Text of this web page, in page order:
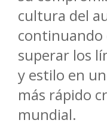
cultura del
continuando
superar los
y estilo en
más rápido
mundial.